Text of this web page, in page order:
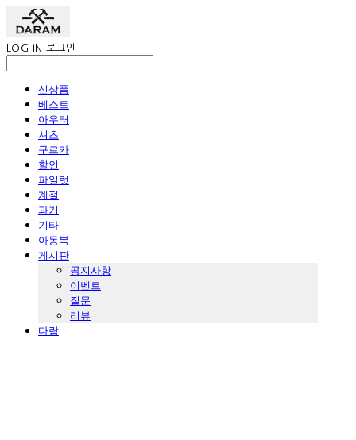
LOG IN 로그인
신상품
베스트
아우터
셔츠
구르카
할인
파일럿
계절
과거
기타
아동복
게시판
공지사항
이벤트
질문
리뷰
다람